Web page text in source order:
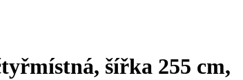
šířka 255 cm,